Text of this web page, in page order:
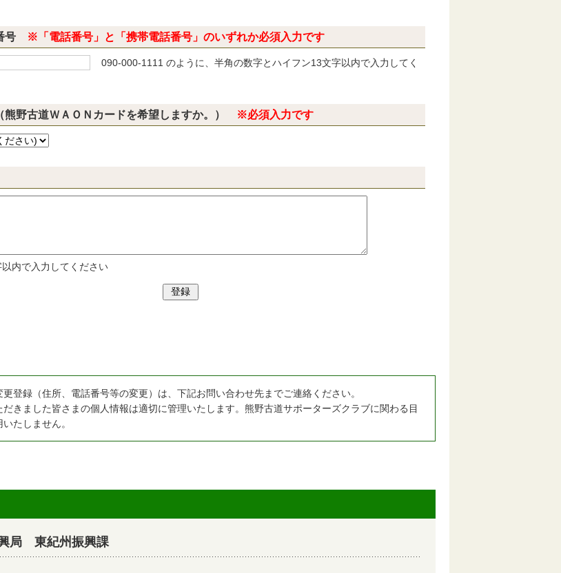
号 ※「電話番号」と「携帯電話番号」のいずれか必須入力です
090-000-1111 のように、半角の数字とハイフン13文字以内で入力してく
熊野古道ＷＡＯＮカードを希望しますか。） ※必須入力です
内で入力してください
登録（住所、電話番号等の変更）は、下記お問い合わせ先までご連絡ください。
きました皆さまの個人情報は適切に管理いたします。熊野古道サポーターズクラブに関わる目
たしません。
局 東紀州振興課